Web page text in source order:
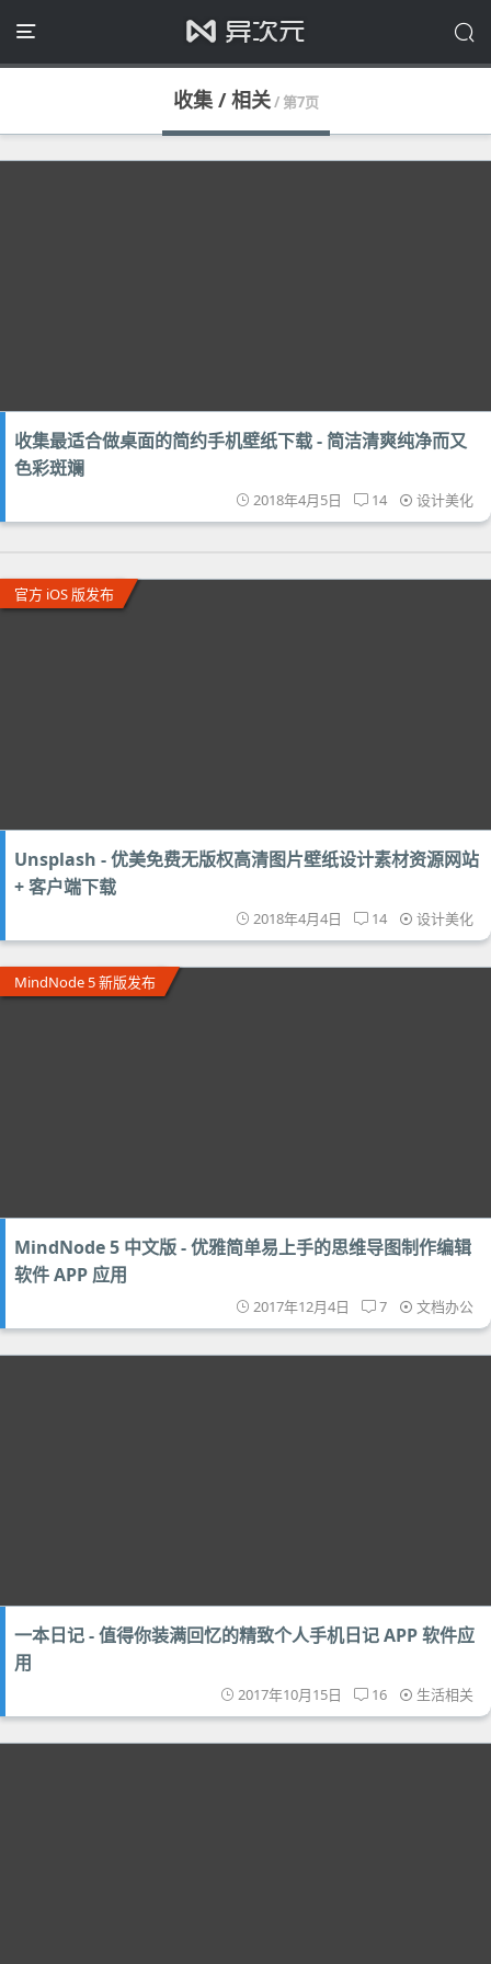
收集 / 相关/ 第7页
收集最适合做桌面的简约手机壁纸下载 - 简洁清爽纯净而又
色彩斑斓
2018年4月5日 14 设计美化
官方 iOS 版发布
Unsplash - 优美免费无版权高清图片壁纸设计素材资源网站
+ 客户端下载
2018年4月4日 14 设计美化
MindNode 5 新版发布
MindNode 5 中文版 - 优雅简单易上手的思维导图制作编辑
软件 APP 应用
2017年12月4日 7 文档办公
一本日记 - 值得你装满回忆的精致个人手机日记 APP 软件应
用
2017年10月15日 16 生活相关